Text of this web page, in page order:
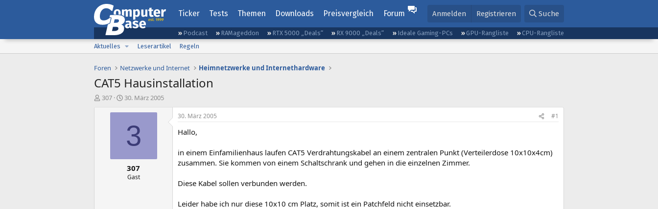
Ticker Tests Themen Downloads Preisvergleich Forum Anmelden Registrieren Suche
Podcast RAMageddon RTX 5000 „Deals“ RX 9000 „Deals“ Ideale Gaming-PCs GPU-Rangliste
CPU-Rangliste
Aktuelles
Leserartikel Regeln
Foren Netzwerke und Internet Heimnetzwerke und Internethardware
CAT5 Hausinstallation
E
307
E
s
t
a
m
30. März 2005
3
307
Gast
30. März 2005 #1
Hallo,
in einem Einfamilienhaus laufen CAT5 Verdrahtungskabel an einem zentralen Punkt (Verteilerdose 10x10x4cm)
zusammen. Sie kommen von einem Schaltschrank und gehen in die einzelnen Zimmer.
Diese Kabel sollen verbunden werden.
Leider habe ich nur diese 10x10 cm Platz, somit ist ein Patchfeld nicht einsetzbar.